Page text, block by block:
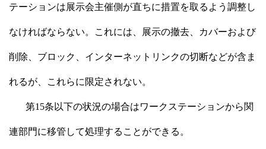
テーションは展示会主催側が直ちに措置を取るよう調整し
なければならない。これには、展示の撤去、カバーおよび
削除、ブロック、インターネットリンクの切断などが含ま
れるが、これらに限定されない。
第15条以下の状況の場合はワークステーションから関
連部門に移管して処理することができる。